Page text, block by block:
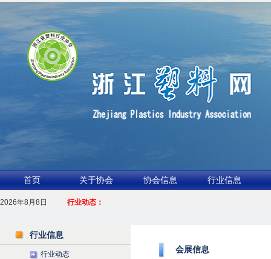
首页 关于协会 协会信息 行业信息
2026年8月8日 行业动态：
链 共启新征程
行业信息
行业动态 会展信息